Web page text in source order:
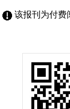
该报刊为付费